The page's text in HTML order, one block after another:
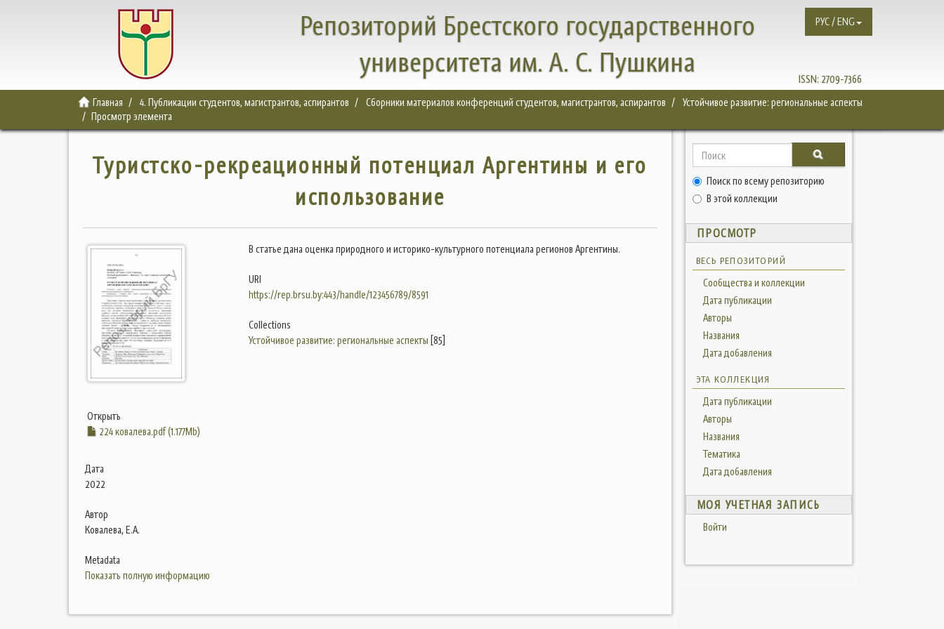
Репозиторий Брестского государственного
университета им. А. С. Пушкина
ISSN: 2709-7366
РУС / ENG
Главная 4. Публикации студентов, магистрантов, аспирантов Сборники материалов конференций студентов, магистрантов, аспирантов
Устойчивое развитие: региональные аспекты
Просмотр элемента
Туристско-рекреационный потенциал Аргентины и его
использование
Открыть
224 ковалева.pdf (1.177Mb)
Дата
2022
Автор
Ковалева, Е.А.
Metadata
Показать полную информацию
В статье дана оценка природного и историко-культурного потенциала регионов Аргентины.
URI
https://rep.brsu.by:443/handle/123456789/8591
Collections
Устойчивое развитие: региональные аспекты [85]
Поиск по всему репозиторию
В этой коллекции
ПРОСМОТР
ВЕСЬ РЕПОЗИТОРИЙ
Сообщества и коллекции
Дата публикации
Авторы
Названия
Дата добавления
ЭТА КОЛЛЕКЦИЯ
Дата публикации
Авторы
Названия
Тематика
Дата добавления
МОЯ УЧЕТНАЯ ЗАПИСЬ
Войти